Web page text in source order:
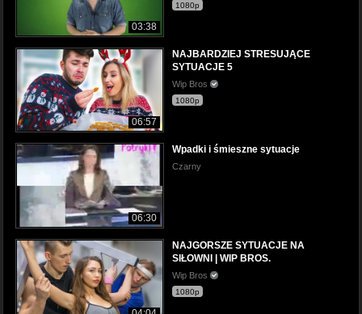
03:38
1080p
06:57
NAJBARDZIEJ STRESUJĄCE
SYTUACJE 5
Wip Bros
1080p
06:30
Wpadki i śmieszne sytuacje
Czarny
NAJGORSZE SYTUACJE NA
SIŁOWNI | WIP BROS.
Wip Bros
1080p